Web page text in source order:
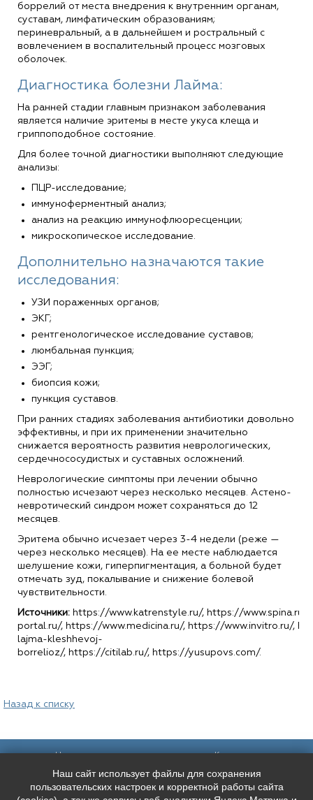
боррелий от места внедрения к внутренним органам,
суставам, лимфатическим образованиям;
периневральный, а в дальнейшем и ростральный с
вовлечением в воспалительный процесс мозговых
оболочек.
Диагностика болезни Лайма:
На ранней стадии главным признаком заболевания
является наличие эритемы в месте укуса клеща и
гриппоподобное состояние.
Для более точной диагностики выполняют следующие
анализы:
ПЦР-исследование;
иммуноферментный анализ;
анализ на реакцию иммунофлюоресценции;
микроскопическое исследование.
Дополнительно назначаются такие
исследования:
УЗИ пораженных органов;
ЭКГ;
рентгенологическое исследование суставов;
люмбальная пункция;
ЭЭГ;
биопсия кожи;
пункция суставов.
При ранних стадиях заболевания антибиотики довольно
эффективны, и при их применении значительно
снижается вероятность развития неврологических,
сердечнососудистых и суставных осложнений.
Неврологические симптомы при лечении обычно
полностью исчезают через несколько месяцев. Астено-
невротический синдром может сохраняться до 12
месяцев.
Эритема обычно исчезает через 3‑4 недели (реже —
через несколько месяцев). На ее месте наблюдается
шелушение кожи, гиперпигментация, а больной будет
отмечать зуд, покалывание и снижение болевой
чувствительности.
Источники: https://www.katrenstyle.ru/, https://www.spina.ru/
portal.ru/, https://www.medicina.ru/, https://www.invitro.ru/,
lajma-kleshhevoj-
borrelioz/, https://citilab.ru/, https://yusupovs.com/.
Назад к списку
Наш адрес:
Санкт-Петербург,
Каменноостровский пр. 61/2, вход в
арку со стороны улицы Чапыгина
Контакты:
+7 (921) 9606133
+7 (991) 0165010
mederispb@yandex.ru
Наш сайт использует файлы для сохранения
пользовательских настроек и корректной работы сайта